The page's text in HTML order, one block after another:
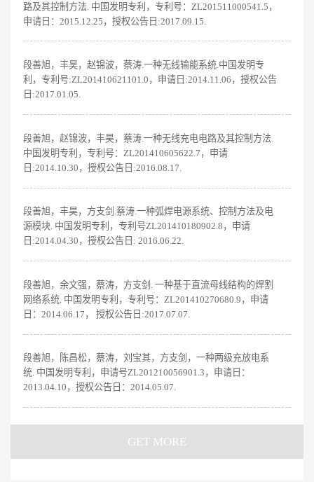
路及其控制方法. 中国发明专利，专利号：ZL201511000541.5，
申请日：2015.12.25，授权公告日:2017.09.15.
段善旭，丰昊，赵锦波，蔡涛.一种无线输能系统.中国发明专
利，专利号:ZL201410621101.0，申请日:2014.11.06，授权公告
日:2017.01.05.
段善旭，赵锦波，丰昊，蔡涛.一种无线充电电路及其控制方法.
中国发明专利，专利号：ZL201410605622.7，申请
日:2014.10.30，授权公告日:2016.08.17.
段善旭，丰昊，方支剑.蔡涛.一种弧焊电源系统、控制方法及电
源模块. 中国发明专利，专利号ZL201410180902.8，申请
日:2014.04.30，授权公告日: 2016.06.22.
段善旭，余文强，蔡涛，方支剑. 一种基于直流母线结构的焊割
网络系统. 中国发明专利，专利号：ZL201410270680.9，申请
日：2014.06.17， 授权公告日:2017.07.07.
段善旭，陈昌松，蔡涛，刘宝其，方支剑，一种两级充放电系
统. 中国发明专利，申请号ZL201210056901.3，申请日：
2013.04.10，授权公告日：2014.05.07.
GET MORE